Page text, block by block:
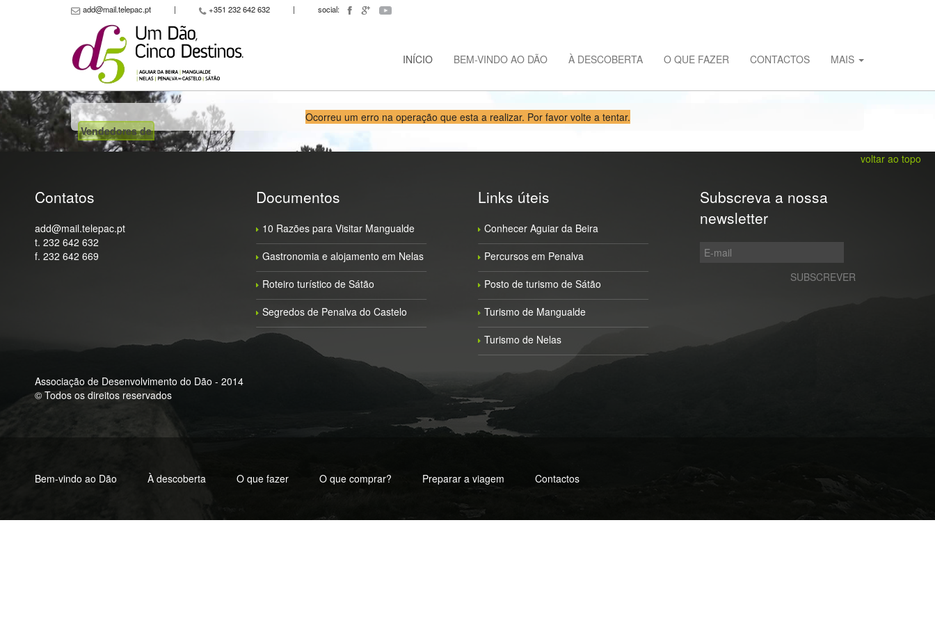
add@mail.telepac.pt | +351 232 642 632 | social:
INÍCIO BEM-VINDO AO DÃO À DESCOBERTA O QUE FAZER CONTACTOS MAIS
Ocorreu um erro na operação que esta a realizar. Por favor volte a tentar.
Vendedores de
voltar ao topo
Contatos
add@mail.telepac.pt
t. 232 642 632
f. 232 642 669
Documentos
10 Razões para Visitar Mangualde
Gastronomia e alojamento em Nelas
Roteiro turístico de Sátão
Segredos de Penalva do Castelo
Links úteis
Conhecer Aguiar da Beira
Percursos em Penalva
Posto de turismo de Sátão
Turismo de Mangualde
Turismo de Nelas
Associação de Desenvolvimento do Dão - 2014
© Todos os direitos reservados
Bem-vindo ao Dão À descoberta O que fazer O que comprar? Preparar a viagem Contactos
Subscreva a nossa
newsletter